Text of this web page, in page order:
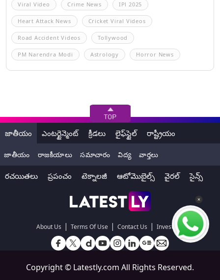
Viral Video Crime News IPl 2025
Heart Attack News Cricket Viral Videos
Road Accident Videos Tollywood
PM Narendra Modi Astrology Horror News
జాతీయం ఎంటర్టైన్మెంట్ క్రీడలు లైఫ్‌స్టైల్ రాష్ట్రీయం
జాతీయం రాజకీయాలు సమాచారం విద్య వార్తలు
రచయితలు ప్రపంచం టెక్నాలజీ ఆటోమొబైల్స్ వైరల్ సైన్స్
About Us | Terms Of Use | Contact Us | Investors
Copyright © Latestly.com All Rights Reserved.